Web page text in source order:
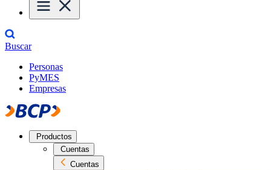
Buscar
Personas
PyMES
Empresas
Productos
Cuentas
Cuentas